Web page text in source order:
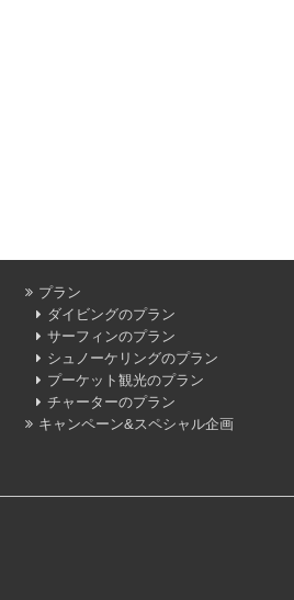
プラン
ダイビングのプラン
サーフィンのプラン
シュノーケリングのプラン
プーケット観光のプラン
チャーターのプラン
キャンペーン&スペシャル企画